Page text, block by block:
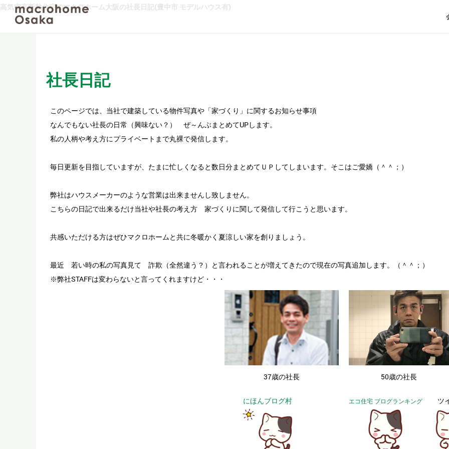
高気密高断熱住宅のマクロホーム大阪の社長日記(豊中市 モデルハウス有)
社長日記
このページでは、当社で建築している物件写真や「家づくり」に関するお知らせ事項
なんでもない社長の日常（興味ない？） ぜ～んぶまとめてUPします。
私の人柄や考え方にプライベートまで丸裸で発信します。
毎日更新を目指していますが、たまに忙しくなると数日分まとめてＵＰしてしまいます。そこはご愛嬌（＾＾；）
弊社はハウスメーカーのような営業は出来ませんし致しません。
こちらの日記で出来るだけ当社や社長の考え方 家づくりに関して発信して行こうと思います。
共感いただける方はぜひマクロホームと共に冬暖かく夏涼しい家を創りましょう。
最近 若い時の私の写真見て 詐欺（全然違う？）と言われることが増えてきたので現在の写真追加します。（＾＾；）
※弊社STAFFは変わらないと言ってくれますけど・・・
37歳の社長 50歳の社長
にほんブログ村 エコ住宅 ブログランキング ツ